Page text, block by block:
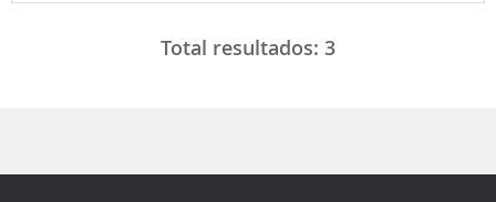
Total resultados: 3